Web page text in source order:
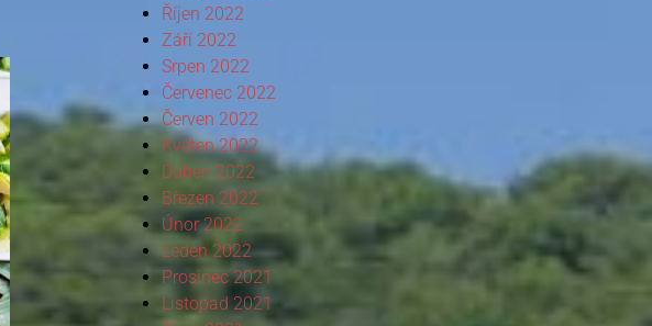
Říjen 2022
Září 2022
Srpen 2022
Červenec 2022
Červen 2022
Květen 2022
Duben 2022
Březen 2022
Únor 2022
Leden 2022
Prosinec 2021
Listopad 2021